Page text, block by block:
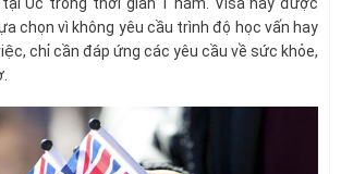
chọn vì không yêu cầu trình độ học vấn hay
chỉ cần đáp ứng các yêu cầu về sức khỏe,